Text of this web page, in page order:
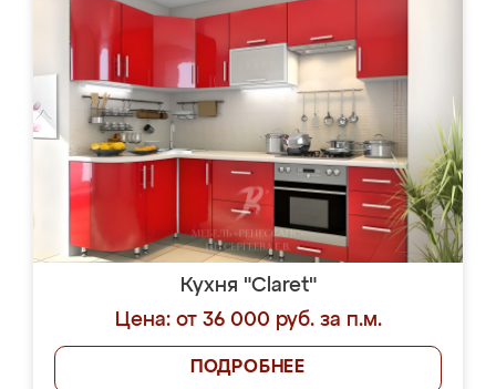
Кухня "Claret"
Цена: от 36 000 руб. за п.м.
ПОДРОБНЕЕ